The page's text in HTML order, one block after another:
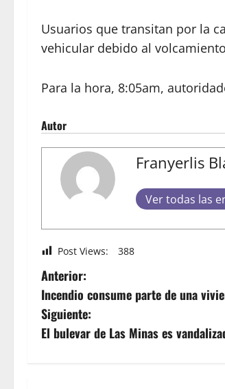
Usuarios que transitan por la
vehicular debido al
Para la hora, 8:05am,
Autor
Franyerlis
Ver todas las
Post Views: 388
Anterior:
Incendio consume parte de una
Siguiente:
El bulevar de Las Minas es